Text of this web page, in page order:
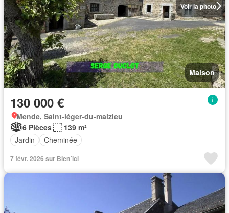
Voir la photo
Maison
130 000 €
Mende, Saint-léger-du-malzieu
6 Pièces
139 m²
Jardin
Cheminée
7 févr. 2026 sur Bien´ici